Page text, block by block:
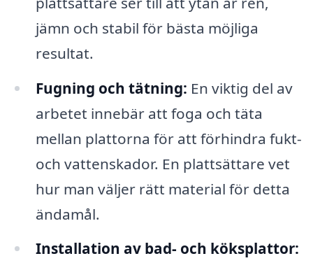
jämn och stabil för bästa möjliga
resultat.
Fugning och tätning: En viktig del av
arbetet innebär att foga och täta
mellan plattorna för att förhindra fukt-
och vattenskador. En plattsättare vet
hur man väljer rätt material för detta
ändamål.
Installation av bad- och köksplattor: